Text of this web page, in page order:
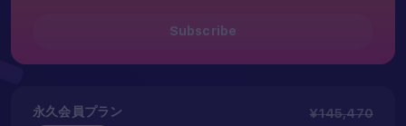
Subscribe
永久会員プラン
¥145,470